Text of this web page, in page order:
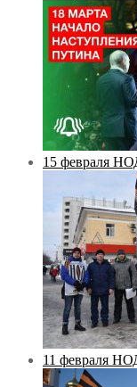
15 февраля
11 февраля